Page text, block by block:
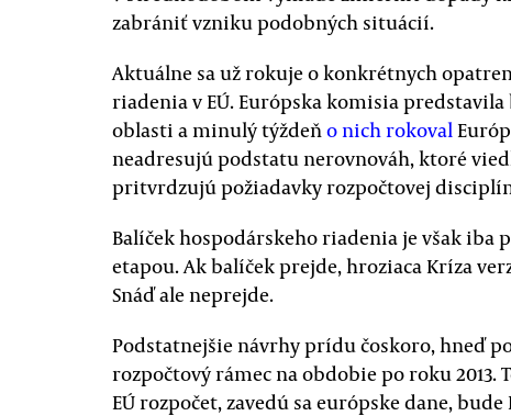
zabrániť vzniku podobných situácií.
Aktuálne sa už rokuje o konkrétnych
riadenia v EÚ. Európska komisia
oblasti a minulý týždeňo nich rokoval
neadresujú podstatu nerovnováh, ktoré
pritvrdzujú požiadavky rozpočtovej
Balíček hospodárskeho riadenia je však iba
etapou. Ak balíček prejde, hroziaca Kríza
Snáď ale neprejde.
Podstatnejšie návrhy prídu čoskoro, hneď
rozpočtový rámec na obdobie po roku 2013.
EÚ rozpočet, zavedú sa európske dane,